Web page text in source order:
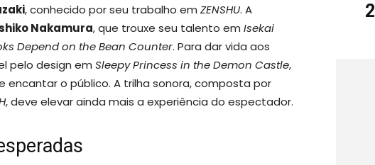
, conhecido por seu trabalho em ZENSHU. A
Nakamura, que trouxe seu talento em Isekai
Depend on the Bean Counter. Para dar vida aos
pelo design em Sleepy Princess in the Demon Castle,
o público. A trilha sonora, composta por
, deve elevar ainda mais a experiência do espectador.